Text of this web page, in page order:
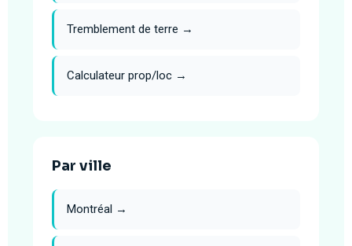
Tremblement de terre →
Calculateur prop/loc →
Par ville
Montréal →